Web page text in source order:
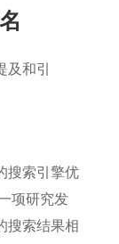
和引
搜索引擎优
项研究发
搜索结果相